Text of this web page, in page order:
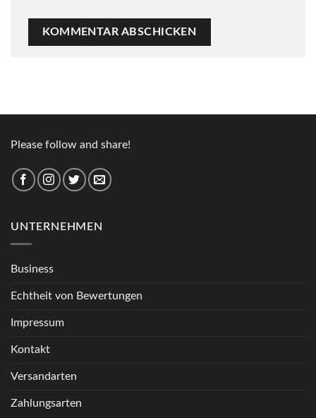
Please follow and share!
UNTERNEHMEN
Business
Echtheit von Bewertungen
Impressum
Kontakt
Versandarten
Zahlungsarten